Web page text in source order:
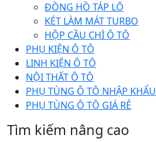
ĐỒNG HỒ TÁP LÔ
KÉT LÀM MÁT TURBO
HỘP CẦU CHÌ Ô TÔ
PHỤ KIỆN Ô TÔ
LINH KIỆN Ô TÔ
NỘI THẤT Ô TÔ
PHỤ TÙNG Ô TÔ NHẬP KHẨU
PHỤ TÙNG Ô TÔ GIÁ RẺ
Tìm kiếm nâng cao